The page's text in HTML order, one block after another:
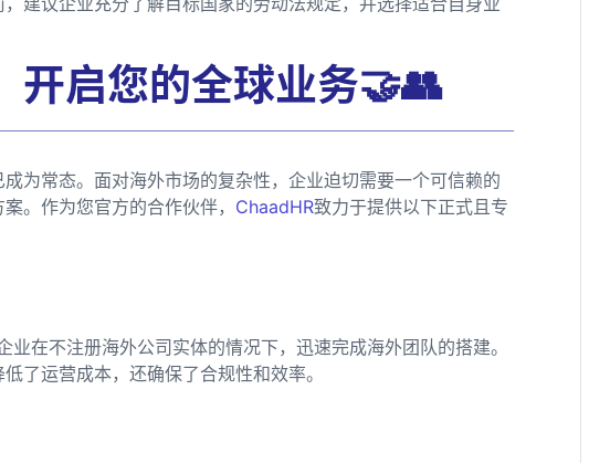
开启您的全球业务🤝👥
为常态。面对海外市场的复杂性，企业迫切需要一个可信赖的
。作为您官方的合作伙伴， ChaadHR致力于提供以下正式且专
业在不注册海外公司实体的情况下，迅速完成海外团队的搭建。
了运营成本，还确保了合规性和效率。